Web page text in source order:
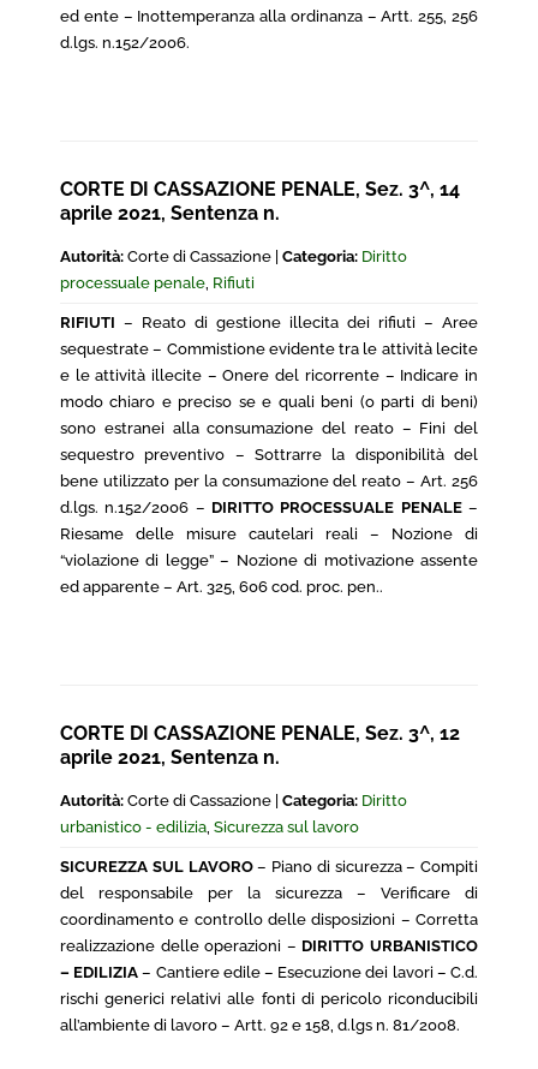
ed ente – Inottemperanza alla ordinanza – Artt. 255, 256
d.lgs. n.152/2006.
CORTE DI CASSAZIONE PENALE, Sez. 3^, 14
aprile 2021, Sentenza n.
Autorità: Corte di Cassazione | Categoria: Diritto
processuale penale, Rifiuti
RIFIUTI – Reato di gestione illecita dei rifiuti – Aree
sequestrate – Commistione evidente tra le attività lecite
e le attività illecite – Onere del ricorrente – Indicare in
modo chiaro e preciso se e quali beni (o parti di beni)
sono estranei alla consumazione del reato – Fini del
sequestro preventivo – Sottrarre la disponibilità del
bene utilizzato per la consumazione del reato – Art. 256
d.lgs. n.152/2006 – DIRITTO PROCESSUALE PENALE–
Riesame delle misure cautelari reali – Nozione di
“violazione di legge” – Nozione di motivazione assente
ed apparente – Art. 325, 606 cod. proc. pen..
CORTE DI CASSAZIONE PENALE, Sez. 3^, 12
aprile 2021, Sentenza n.
Autorità: Corte di Cassazione | Categoria: Diritto
urbanistico - edilizia, Sicurezza sul lavoro
SICUREZZA SUL LAVORO– Piano di sicurezza – Compiti
del responsabile per la sicurezza – Verificare di
coordinamento e controllo delle disposizioni – Corretta
realizzazione delle operazioni – DIRITTO URBANISTICO
– EDILIZIA – Cantiere edile – Esecuzione dei lavori – C.d.
rischi generici relativi alle fonti di pericolo riconducibili
all’ambiente di lavoro – Artt. 92 e 158, d.lgs n. 81/2008.